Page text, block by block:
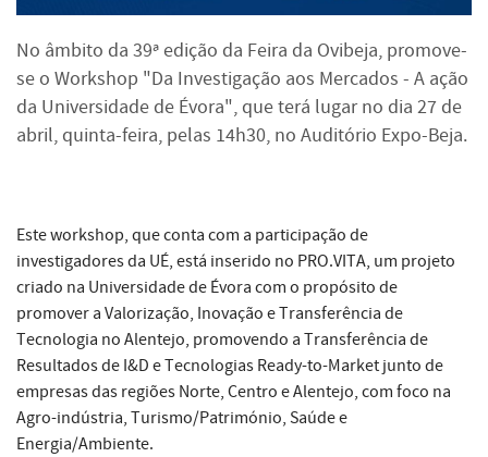
No âmbito da 39ª edição da Feira da Ovibeja, promove-
se o Workshop "Da Investigação aos Mercados - A ação
da Universidade de Évora", que terá lugar no dia 27 de
abril, quinta-feira, pelas 14h30, no Auditório Expo-Beja.
Este workshop, que conta com a participação de
investigadores da UÉ, está inserido no PRO.VITA, um projeto
criado na Universidade de Évora com o propósito de
promover a Valorização, Inovação e Transferência de
Tecnologia no Alentejo, promovendo a Transferência de
Resultados de I&D e Tecnologias Ready-to-Market junto de
empresas das regiões Norte, Centro e Alentejo, com foco na
Agro-indústria, Turismo/Património, Saúde e
Energia/Ambiente.